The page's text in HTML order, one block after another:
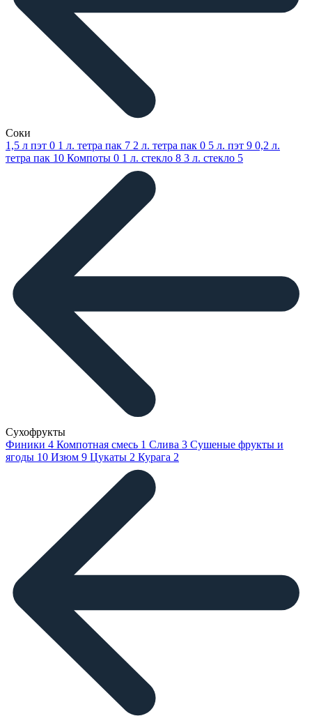
Соки
1,5 л пэт 0 1 л. тетра пак 7 2 л. тетра пак 0 5 л. пэт 9 0,2 л.
тетра пак 10 Компоты 0 1 л. стекло 8 3 л. стекло 5
Сухофрукты
Финики 4 Компотная смесь 1 Слива 3 Сушеные фрукты и
ягоды 10 Изюм 9 Цукаты 2 Курага 2